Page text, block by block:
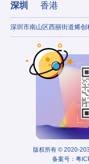
深圳 香港
深圳市南山区西丽街道烯
版权所有 © 2020-
备案号： 粤